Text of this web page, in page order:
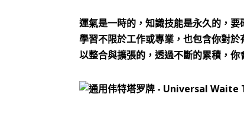
運氣是一時的，知識技能是永久的，
學習不限於工作或專業，也包含你對
以整合與擴張的，透過不斷的累積，